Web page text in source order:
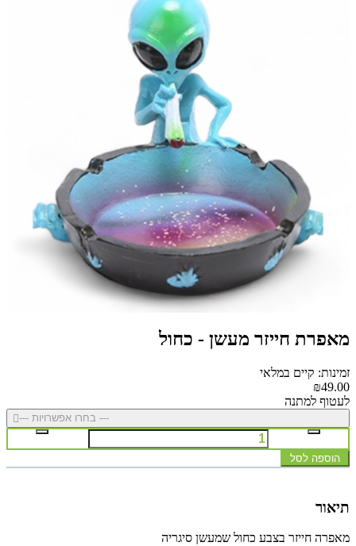
מאפרת חייזר מעשן - כחול
זמינות: קיים במלאי
₪49.00
לעטוף למתנה
--- בחרו אפשרויות ---
הוספה לסל
תיאור
מאפרה חייזר בצבע כחול שמעשן סיגריה